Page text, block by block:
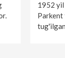
1952
Parkent